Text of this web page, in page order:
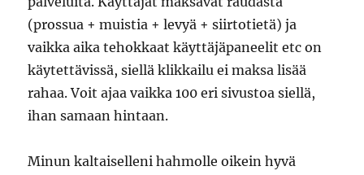
(prossua + muistia + levyä + siirtotietä) ja
vaikka aika tehokkaat käyttäjäpaneelit etc on
käytettävissä, siellä klikkailu ei maksa lisää
rahaa. Voit ajaa vaikka 100 eri sivustoa siellä,
ihan samaan hintaan.
Minun kaltaiselleni hahmolle oikein hyvä